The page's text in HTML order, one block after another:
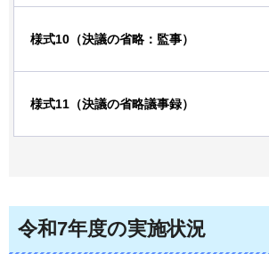
様式10（決議の省略：監事）
様式11（決議の省略議事録）
令和7年度の実施状況